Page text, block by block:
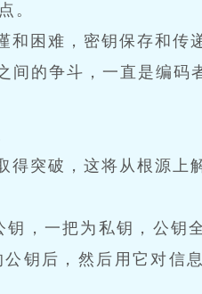
。
困难，密钥保存和传
间的争斗，一直是编码
突破，这将从根源上
，一把为私钥，公钥
钥后，然后用它对信